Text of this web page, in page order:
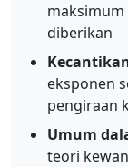
diberikan
eksponen
pengiraan
Umum
teori